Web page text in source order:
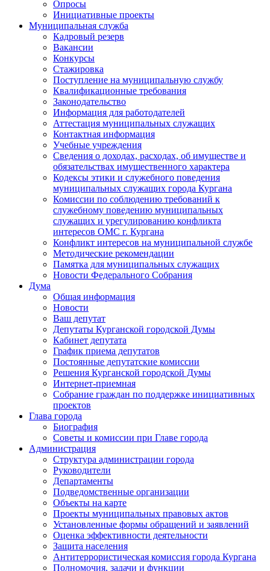
Опросы
Инициативные проекты
Муниципальная служба
Кадровый резерв
Вакансии
Конкурсы
Стажировка
Поступление на муниципальную службу
Квалификационные требования
Законодательство
Информация для работодателей
Аттестация муниципальных служащих
Контактная информация
Учебные учреждения
Сведения о доходах, расходах, об имуществе и
обязательствах имущественного характера
Кодексы этики и служебного поведения
муниципальных служащих города Кургана
Комиссии по соблюдению требований к
служебному поведению муниципальных
служащих и урегулированию конфликта
интересов ОМС г. Кургана
Конфликт интересов на муниципальной службе
Методические рекомендации
Памятка для муниципальных служащих
Новости Федерального Cобрания
Дума
Общая информация
Новости
Ваш депутат
Депутаты Курганской городской Думы
Кабинет депутата
График приема депутатов
Постоянные депутатские комиссии
Решения Курганской городской Думы
Интернет-приемная
Собрание граждан по поддержке инициативных
проектов
Глава города
Биография
Советы и комиссии при Главе города
Администрация
Структура администрации города
Руководители
Департаменты
Подведомственные организации
Объекты на карте
Проекты муниципальных правовых актов
Установленные формы обращений и заявлений
Оценка эффективности деятельности
Защита населения
Антитеррористическая комиссия города Кургана
Полномочия, задачи и функции